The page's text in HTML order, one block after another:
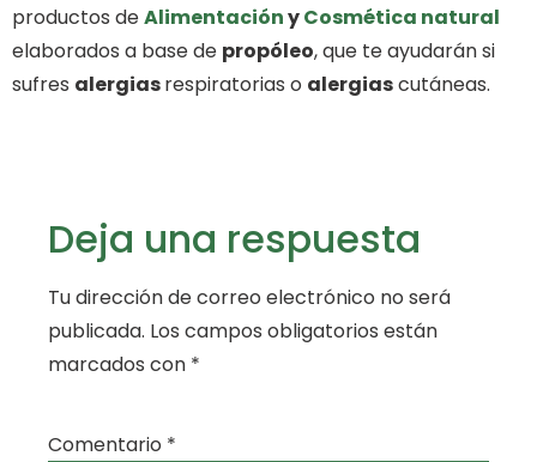
productos deAlimentaciónyCosmética natural
elaborados a base de propóleo, que te ayudarán si
sufres alergiasrespiratorias o alergiascutáneas.
Deja una respuesta
Tu dirección de correo electrónico no será
publicada. Los campos obligatorios están
marcados con *
Comentario *